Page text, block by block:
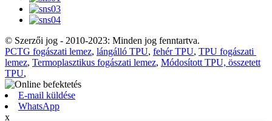
© Szerzői jog - 2010-2023: Minden jog fenntartva.
PCTG fogászati ​​lemez, lángálló TPU, fehér TPU, TPU fogászati ​​
lemez, Termoplasztikus fogászati ​​lemez, Módosított TPU, összetett
TPU,
E-mail küldése
WhatsApp
x